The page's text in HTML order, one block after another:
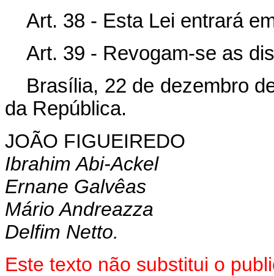
Art. 38 - Esta Lei entrará
Art. 39 - Revogam-se as
Brasília, 22 de dezembro
da República.
JOÃO FIGUEIREDO
Ibrahim Abi-Ackel
Ernane Galvêas
Mário Andreazza
Delfim Netto.
Este texto não substitui o